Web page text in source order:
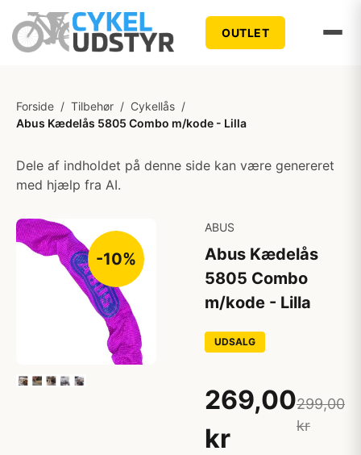
OUTLET
Forside / Tilbehør / Cykellås /
Abus Kædelås 5805 Combo m/kode - Lilla
Dele af indholdet på denne side kan være genereret
med hjælp fra AI.
-10%
ABUS
Abus Kædelås
5805 Combo
m/kode - Lilla
UDSALG
269,00
kr
299,00
kr